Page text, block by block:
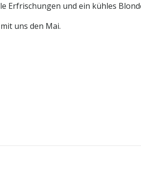
Erfrischungen und ein kühles
uns den Mai.